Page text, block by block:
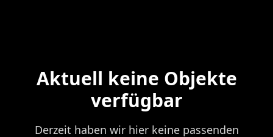
Aktuell keine Objekte
verfügbar
Derzeit haben wir hier keine passenden